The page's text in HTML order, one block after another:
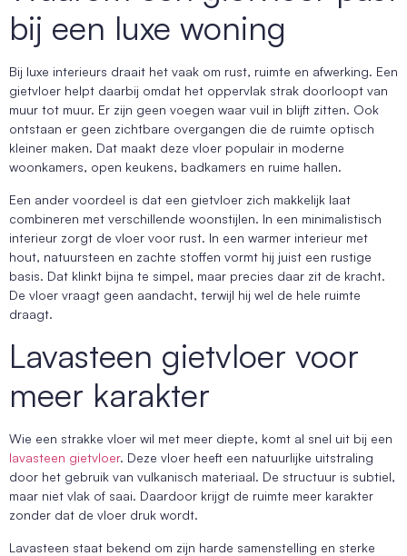
bij een luxe woning
Bij luxe interieurs draait het vaak om rust, ruimte en afwerking. Een
gietvloer helpt daarbij omdat het oppervlak strak doorloopt van
muur tot muur. Er zijn geen voegen waar vuil in blijft zitten. Ook
ontstaan er geen zichtbare overgangen die de ruimte optisch
kleiner maken. Dat maakt deze vloer populair in moderne
woonkamers, open keukens, badkamers en ruime hallen.
Een ander voordeel is dat een gietvloer zich makkelijk laat
combineren met verschillende woonstijlen. In een minimalistisch
interieur zorgt de vloer voor rust. In een warmer interieur met
hout, natuursteen en zachte stoffen vormt hij juist een rustige
basis. Dat klinkt bijna te simpel, maar precies daar zit de kracht.
De vloer vraagt geen aandacht, terwijl hij wel de hele ruimte
draagt.
Lavasteen gietvloer voor
meer karakter
Wie een strakke vloer wil met meer diepte, komt al snel uit bij een
lavasteen gietvloer. Deze vloer heeft een natuurlijke uitstraling
door het gebruik van vulkanisch materiaal. De structuur is subtiel,
maar niet vlak of saai. Daardoor krijgt de ruimte meer karakter
zonder dat de vloer druk wordt.
Lavasteen staat bekend om zijn harde samenstelling en sterke